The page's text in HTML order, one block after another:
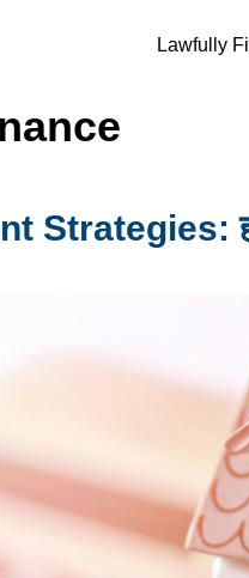
Lawfully
Strategies: